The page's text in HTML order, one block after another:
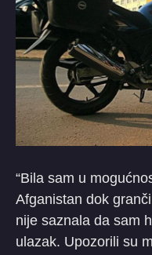
“Bila sam u
Afganistan dok
nije saznala da sam
ulazak. Upozorili su